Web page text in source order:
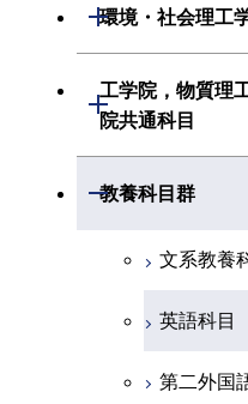
創造プロ
共通専門
経営工学
初年次専
創造プロ
共通専門
初年次専
創造プロ
共通専門
生命理工
創造プロ
共通専門
環境・社会理工
開閉
建築学系
融合理工
初年次専
創造プロ
共通専門
工学院，物質理
院共通科目
開閉
工学院，
教養科目群
開閉
文系教養
英語科目
第二外国